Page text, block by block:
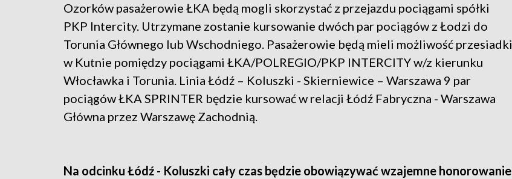
Ozorków pasażerowie ŁKA będą mogli skorzystać z przejazdu pociągami spółki
PKP Intercity. Utrzymane zostanie kursowanie dwóch par pociągów z Łodzi do
Torunia Głównego lub Wschodniego. Pasażerowie będą mieli możliwość przesiadki
w Kutnie pomiędzy pociągami ŁKA/POLREGIO/PKP INTERCITY w/z kierunku
Włocławka i Torunia. Linia Łódź – Koluszki - Skierniewice – Warszawa 9 par
pociągów ŁKA SPRINTER będzie kursować w relacji Łódź Fabryczna - Warszawa
Główna przez Warszawę Zachodnią.
Na odcinku Łódź - Koluszki cały czas będzie obowiązywać wzajemne honorowanie